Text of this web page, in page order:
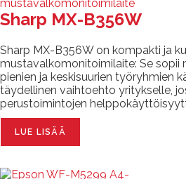
Sharp MX-B356W
Sharp MX-B356W on kompakti ja
mustavalkomonitoimilaite: Se sopii
pienien ja keskisuurien työryhmien
täydellinen vaihtoehto yritykselle,
perustoimintojen
LUE LISÄÄ